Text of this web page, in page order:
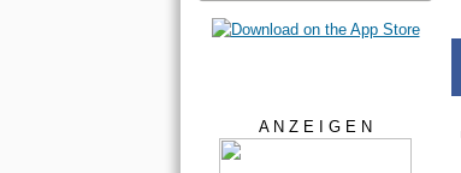
A N Z E I G E N